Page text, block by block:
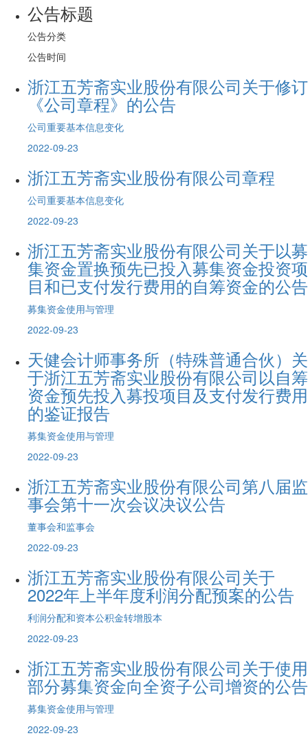
公告标题
公告分类
公告时间
浙江五芳斋实业股份有限公司关于修订
《公司章程》的公告
公司重要基本信息变化
2022-09-23
浙江五芳斋实业股份有限公司章程
公司重要基本信息变化
2022-09-23
浙江五芳斋实业股份有限公司关于以募
集资金置换预先已投入募集资金投资项
目和已支付发行费用的自筹资金的公告
募集资金使用与管理
2022-09-23
天健会计师事务所（特殊普通合伙）关
于浙江五芳斋实业股份有限公司以自筹
资金预先投入募投项目及支付发行费用
的鉴证报告
募集资金使用与管理
2022-09-23
浙江五芳斋实业股份有限公司第八届监
事会第十一次会议决议公告
董事会和监事会
2022-09-23
浙江五芳斋实业股份有限公司关于
2022年上半年度利润分配预案的公告
利润分配和资本公积金转增股本
2022-09-23
浙江五芳斋实业股份有限公司关于使用
部分募集资金向全资子公司增资的公告
募集资金使用与管理
2022-09-23